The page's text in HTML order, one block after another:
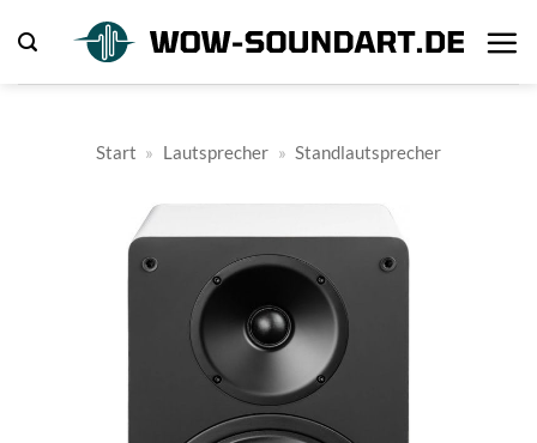
Inhalt
springen
Start » Lautsprecher » Standlautsprecher